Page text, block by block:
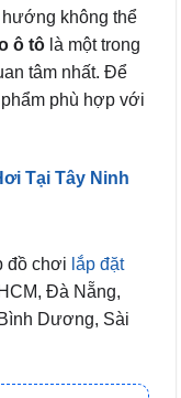
hướng không thể
ô tô là một trong
tâm nhất. Để
phù hợp với
Tại Tây Ninh
đồ chơi lắp đặt
Đà Nẵng,
Dương, Sài